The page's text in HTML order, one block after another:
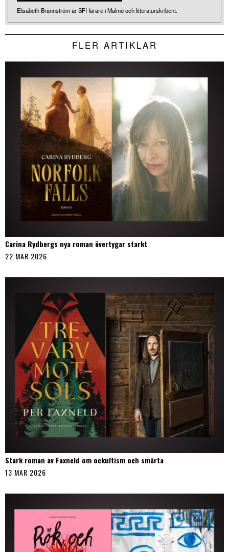
Elisabeth Brännström är SFI-lärare i Malmö och litteraturskribent.
FLER ARTIKLAR
Carina Rydbergs nya roman övertygar starkt
22 MAR 2026
Stark roman av Faxneld om ockultism och smärta
13 MAR 2026